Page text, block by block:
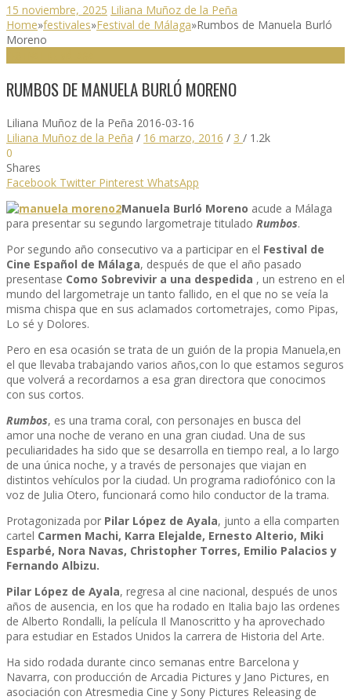
15 noviembre, 2025 Liliana Muñoz de la Peña
Home»festivales»Festival de Málaga»Rumbos de Manuela Burló
Moreno
RUMBOS DE MANUELA BURLÓ MORENO
Liliana Muñoz de la Peña 2016-03-16
Liliana Muñoz de la Peña / 16 marzo, 2016 / 3 / 1.2k
0
Shares
Facebook Twitter Pinterest WhatsApp
Manuela Burló Moreno acude a Málaga
para presentar su segundo largometraje titulado Rumbos.
Por segundo año consecutivo va a participar en el Festival de
Cine Español de Málaga, después de que el año pasado
presentase Como Sobrevivir a una despedida , un estreno en el
mundo del largometraje un tanto fallido, en el que no se veía la
misma chispa que en sus aclamados cortometrajes, como Pipas,
Lo sé y Dolores.
Pero en esa ocasión se trata de un guión de la propia Manuela,en
el que llevaba trabajando varios años,con lo que estamos seguros
que volverá a recordarnos a esa gran directora que conocimos
con sus cortos.
Rumbos, es una trama coral, con personajes en busca del
amor una noche de verano en una gran ciudad. Una de sus
peculiaridades ha sido que se desarrolla en tiempo real, a lo largo
de una única noche, y a través de personajes que viajan en
distintos vehículos por la ciudad. Un programa radiofónico con la
voz de Julia Otero, funcionará como hilo conductor de la trama.
Protagonizada por Pilar López de Ayala, junto a ella comparten
cartel Carmen Machi, Karra Elejalde, Ernesto Alterio, Miki
Esparbé, Nora Navas, Christopher Torres, Emilio Palacios y
Fernando Albizu.
Pilar López de Ayala, regresa al cine nacional, después de unos
años de ausencia, en los que ha rodado en Italia bajo las ordenes
de Alberto Rondalli, la película Il Manoscritto y ha aprovechado
para estudiar en Estados Unidos la carrera de Historia del Arte.
Ha sido rodada durante cinco semanas entre Barcelona y
Navarra, con producción de Arcadia Pictures y Jano Pictures, en
asociación con Atresmedia Cine y Sony Pictures Releasing de